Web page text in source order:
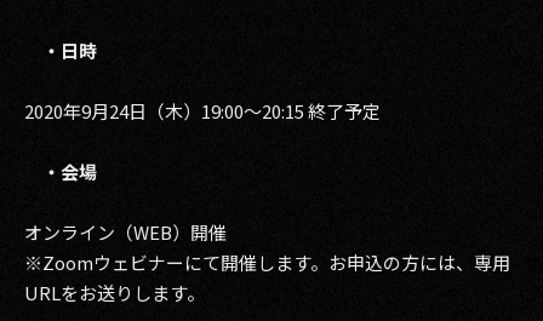
2010
・日時
2020年9月24日（木）19:00～20:15 終了予定
・会場
オンライン（WEB）開催
※Zoomウェビナーにて開催します。お申込の方には、専用
URLをお送りします。